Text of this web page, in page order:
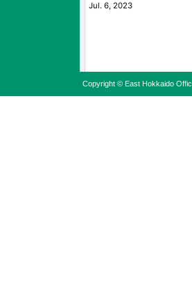
Copyright © East Hokkaido